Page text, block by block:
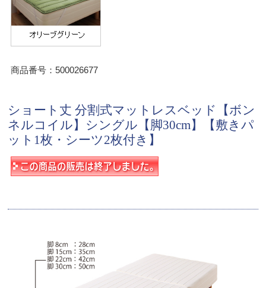
商品番号：500026677
ショート丈 分割式マットレスベッド【ボン
ネルコイル】シングル【脚30cm】【敷きパ
ット1枚・シーツ2枚付き】